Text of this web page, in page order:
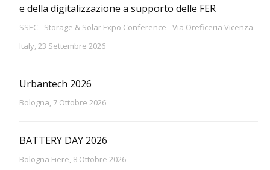
e della digitalizzazione a supporto delle FER
SSEC - Storage & Solar Expo Conference - Via Oreficeria Vicenza -
Italy, 23 Settembre 2026
Urbantech 2026
Bologna, 7 Ottobre 2026
BATTERY DAY 2026
Bologna Fiere, 8 Ottobre 2026